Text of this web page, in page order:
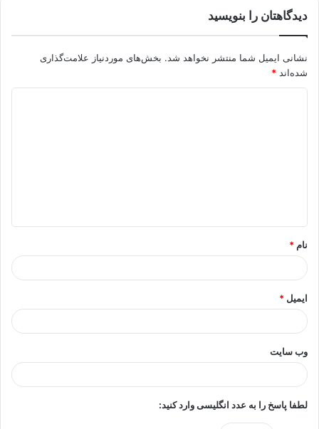
دیدگاهتان را بنویسید
نشانی ایمیل شما منتشر نخواهد شد. بخش‌های موردنیاز علامت‌گذاری
شده‌اند *
*
نام *
ایمیل *
وب‌ سایت
لطفا پاسخ را به عدد انگلیسی وارد کنید: